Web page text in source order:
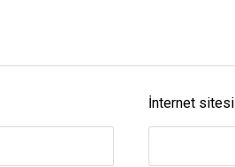
İnternet sitesi